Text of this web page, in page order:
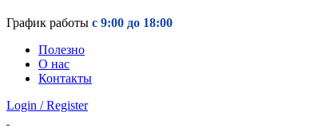
График работы с 9:00 до 18:00
Полезно
О нас
Контакты
Login / Register